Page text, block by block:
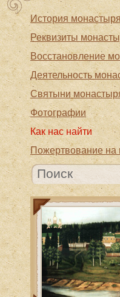
История монастыря
Реквизиты
Восстановление
Деятельность
Святыни
Фотографии
Как нас найти
Пожертвование на